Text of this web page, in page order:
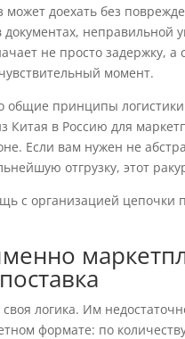
может доехать без
документах,
не просто задержку,
момент.
общие принципы
Китая в Россию для
Если вам нужен не
отгрузку, этот
с организацией цепочки
логика. Им
формате: по